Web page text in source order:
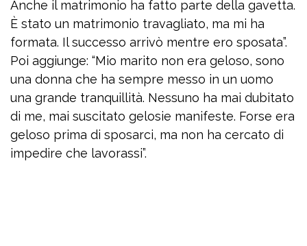
Anche il matrimonio ha fatto parte della gavetta.
È stato un matrimonio travagliato, ma mi ha
formata. Il successo arrivò mentre ero sposata”.
Poi aggiunge: “Mio marito non era geloso, sono
una donna che ha sempre messo in un uomo
una grande tranquillità. Nessuno ha mai dubitato
di me, mai suscitato gelosie manifeste. Forse era
geloso prima di sposarci, ma non ha cercato di
impedire che lavorassi”.